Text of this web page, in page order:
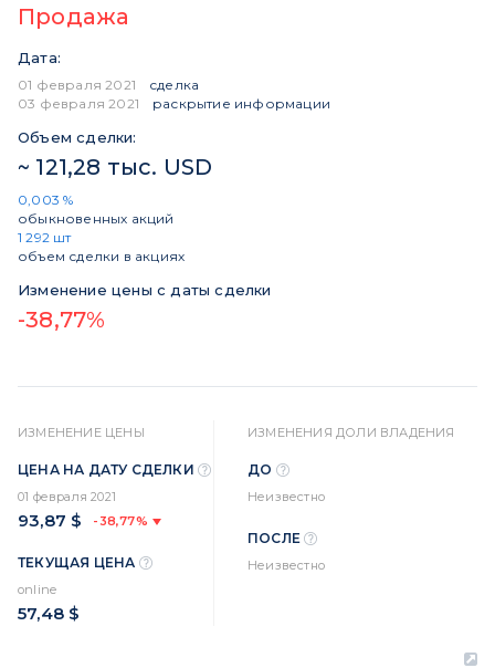
Продажа
Дата:
01 февраля 2021
сделка
03 февраля 2021
раскрытие информации
Объем сделки:
~ 121,28 тыс. USD
0,003 %
обыкновенных акций
1 292 шт
объем сделки в акциях
Изменение цены с даты сделки
-38,77%
ИЗМЕНЕНИЕ ЦЕНЫ
ЦЕНА НА ДАТУ СДЕЛКИ
01 февраля 2021
93,87 $ -38,77%
ТЕКУЩАЯ ЦЕНА
online
57,48 $
ИЗМЕНЕНИЯ ДОЛИ ВЛАДЕНИЯ
ДО
Неизвестно
ПОСЛЕ
Неизвестно